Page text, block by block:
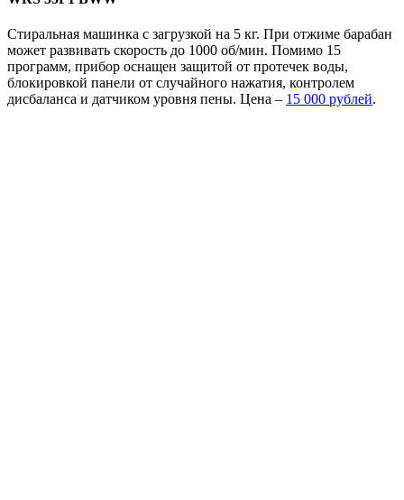
Стиральная машинка с загрузкой на 5 кг. При отжиме барабан
может развивать скорость до 1000 об/мин. Помимо 15
программ, прибор оснащен защитой от протечек воды,
блокировкой панели от случайного нажатия, контролем
дисбаланса и датчиком уровня пены. Цена – 15 000 рублей.